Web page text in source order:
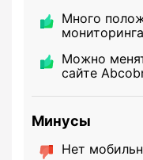
Много
Можно
сайте
Минусы
Нет